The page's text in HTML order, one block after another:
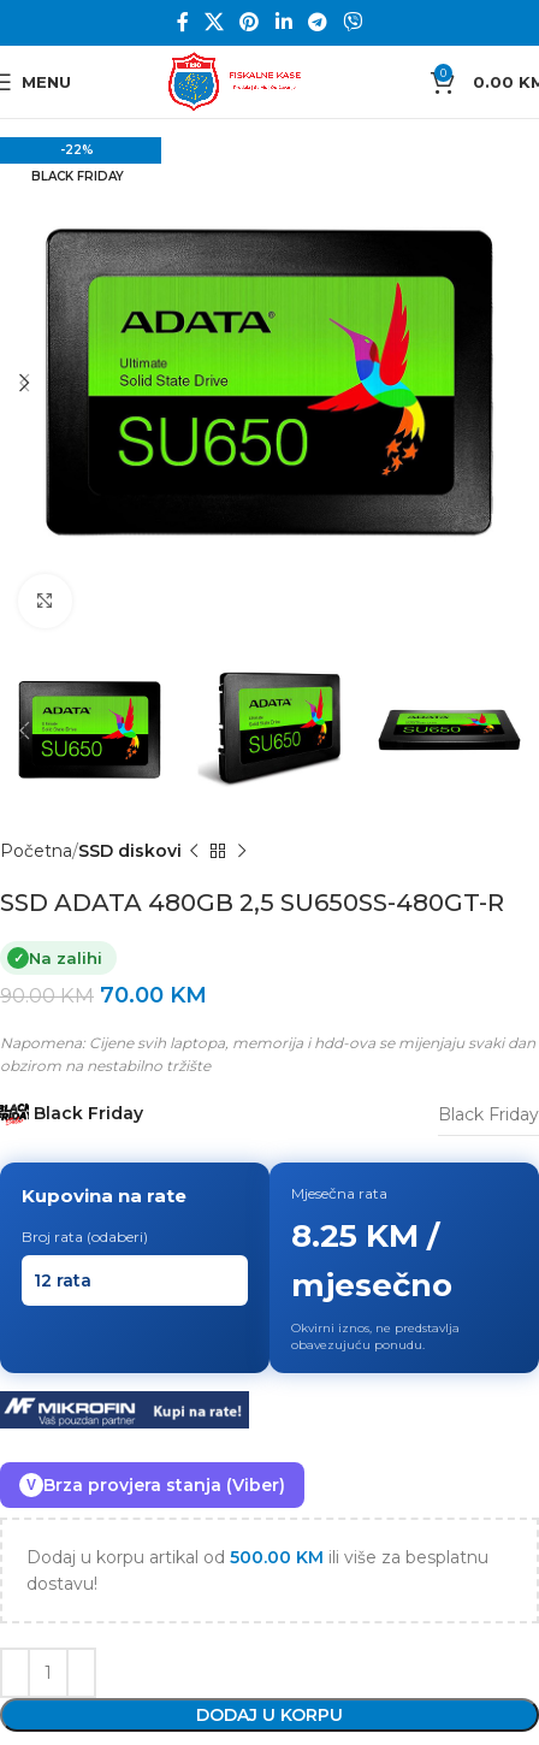
MENU 0 0.00
-22%
BLACK FRIDAY
Početna SSD diskovi
SSD ADATA 480GB 2,5 SU650SS-480GT-R
✓ Na zalihi
90.00KM 70.00 KM
Napomena: Cijene svih laptopa, memorija i hdd-ova se mijenjaju svaki dan
obzirom na nestabilno tržište
Black Friday Black Friday
Kupovina na rate
Broj rata (odaberi)
Mjesečna rata
8.25 KM /
mjesečno
Okvirni iznos, ne predstavlja
obavezujuću ponudu.
V Brza provjera stanja (Viber)
Dodaj u korpu artikal od 500.00 KM ili više za besplatnu
dostavu!
DODAJ U KORPU